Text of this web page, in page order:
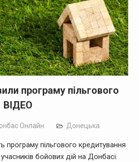
програму пільгового
ВІДЕО
Онлайн Донецька
програму пільгового кредитування
бойових дій на Донбасі.